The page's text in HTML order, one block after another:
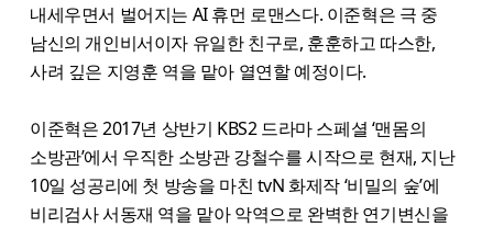
내세우면서 벌어지는 AI 휴먼 로맨스다. 이준혁은 극 중
남신의 개인비서이자 유일한 친구로, 훈훈하고 따스한,
사려 깊은 지영훈 역을 맡아 열연할 예정이다.
이준혁은 2017년 상반기 KBS2 드라마 스페셜 ‘맨몸의
소방관’에서 우직한 소방관 강철수를 시작으로 현재, 지난
10일 성공리에 첫 방송을 마친 tvN 화제작 ‘비밀의 숲’에
비리검사 서동재 역을 맡아 악역으로 완벽한 연기변신을